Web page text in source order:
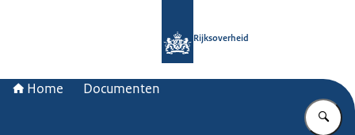
Rijksoverheid
Home Documenten